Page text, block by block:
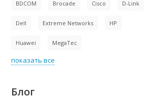
BDCOM Brocade Cisco D-Link
Dell Extreme Networks HP
Huawei MegaTec
показать все
Блог